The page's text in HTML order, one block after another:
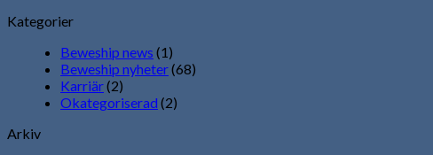
Kategorier
Beweship news (1)
Beweship nyheter(68)
Karriär(2)
Okategoriserad (2)
Arkiv